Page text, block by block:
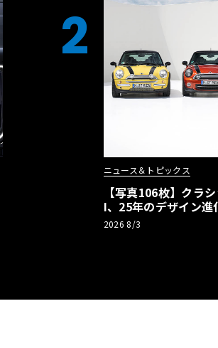
2
ニュース＆トピックス
【写真106枚】クラ
I、25年のデザイン進
2026 8/3